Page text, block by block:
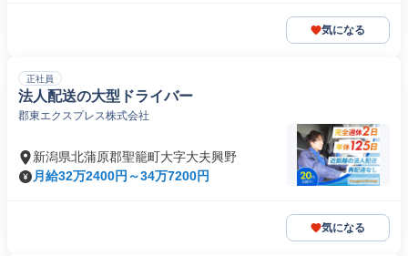
気になる
正社員
法人配送の大型ドライバー
郡東エクスプレス株式会社
新潟県北蒲原郡聖籠町大字大夫興野
月給32万2400円～34万7200円
気になる